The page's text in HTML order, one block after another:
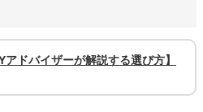
ドバイザーが解説する選び方】